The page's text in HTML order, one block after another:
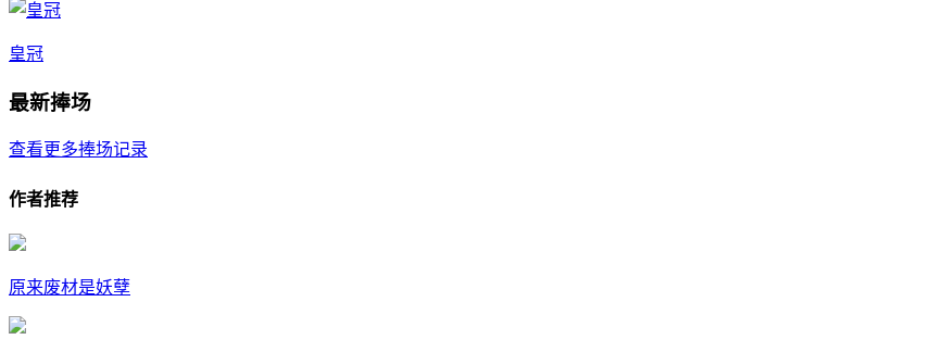
皇冠
最新捧场
查看更多捧场记录
作者推荐
原来废材是妖孽